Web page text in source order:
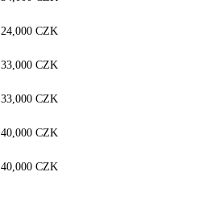
24,000 CZK
33,000 CZK
33,000 CZK
40,000 CZK
40,000 CZK